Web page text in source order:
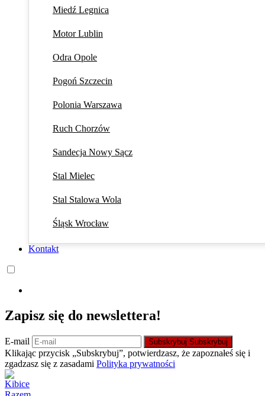
Miedź Legnica
Motor Lublin
Odra Opole
Pogoń Szczecin
Polonia Warszawa
Ruch Chorzów
Sandecja Nowy Sącz
Stal Mielec
Stal Stalowa Wola
Śląsk Wrocław
Kontakt
Zapisz się do newslettera!
E-mail Subskrybuj Subskrybuj
Klikając przycisk „Subskrybuj”, potwierdzasz, że zapoznałeś się i
zgadzasz się z zasadami Polityka prywatności